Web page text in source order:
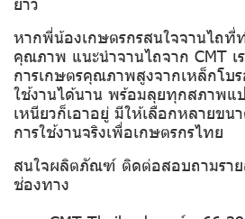
หากพี่น้องเกษตรกรสนใจจานไถที่
คุณภาพ แนะนำจานไถจาก CMT
การเกษตรคุณภาพสูงจากเหล็กโบ
ใช้งานได้นาน พร้อมลุยทุกสภาพแ
เหนียวก็เอาอยู่ มีให้เลือกหลายขน
การใช้งานจริงเพื่อเกษตรกรไทย
สนใจผลิตภัณฑ์ ติดต่อสอบถามราย
ช่องทาง